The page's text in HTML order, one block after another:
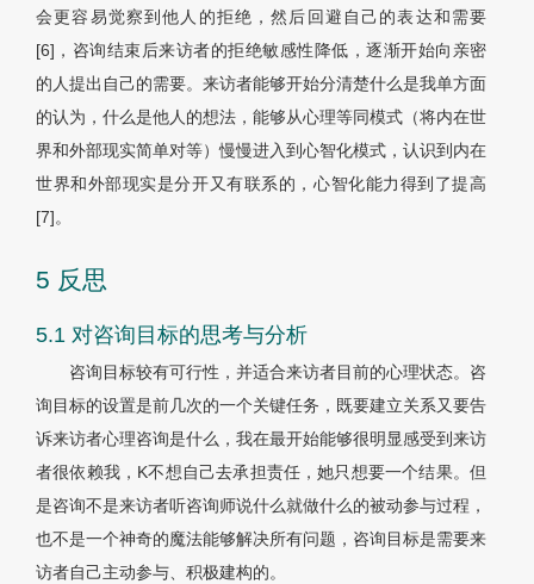
会更容易觉察到他人的拒绝，然后回避自己的表达和需要
[6]，咨询结束后来访者的拒绝敏感性降低，逐渐开始向亲密
的人提出自己的需要。来访者能够开始分清楚什么是我单方面
的认为，什么是他人的想法，能够从心理等同模式（将内在世
界和外部现实简单对等）慢慢进入到心智化模式，认识到内在
世界和外部现实是分开又有联系的，心智化能力得到了提高
[7]。
5 反思
5.1 对咨询目标的思考与分析
咨询目标较有可行性，并适合来访者目前的心理状态。咨
询目标的设置是前几次的一个关键任务，既要建立关系又要告
诉来访者心理咨询是什么，我在最开始能够很明显感受到来访
者很依赖我，K不想自己去承担责任，她只想要一个结果。但
是咨询不是来访者听咨询师说什么就做什么的被动参与过程，
也不是一个神奇的魔法能够解决所有问题，咨询目标是需要来
访者自己主动参与、积极建构的。